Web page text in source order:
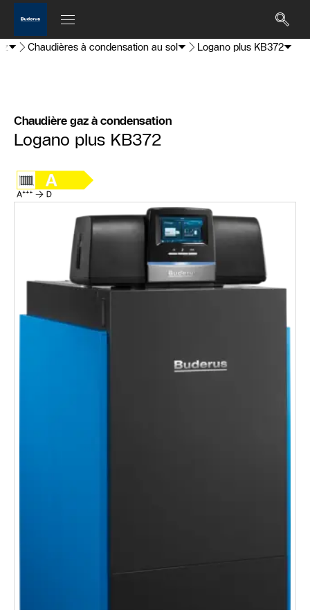
Chaudières à condensation au sol Logano plus KB372
Chaudière gaz à condensation
Logano plus KB372